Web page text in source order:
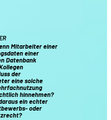
Mitarbeiter einer
einer
Datenbank
der
eine solche
hinnehmen?
ein echter
oder